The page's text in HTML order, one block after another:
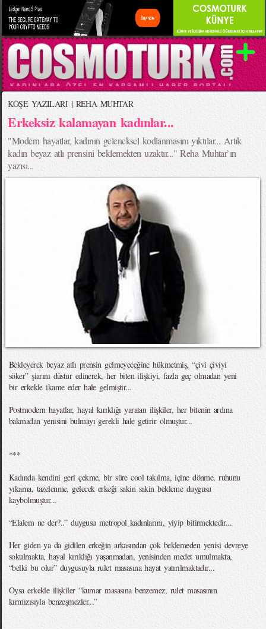
KÖŞE YAZILARI| REHA MUHTAR
Erkeksiz kalamayan kadınlar...
"Modern hayatlar, kadının geleneksel kodlanmasını yıktılar... Artık
kadın beyaz atlı prensini beklemekten uzaktır..." Reha Muhtar`ın
yazısı...
Bekleyerek beyaz atlı prensin gelmeyeceğine hükmetmiş, “çivi çiviyi
söker” şiarını düstur edinerek, her biten ilişkiyi, fazla geç olmadan yeni
bir erkekle ikame eder hale gelmiştir...
Postmodern hayatlar, hayal kırıklığı yaratan ilişkiler, her bitenin ardına
bakmadan yenisini bulmayı gerekli hale getirir olmuştur...
***
Kadında kendini geri çekme, bir süre cool takılma, içine dönme, ruhunu
yıkama, tazelenme, gelecek erkeği sakin sakin bekleme duygusu
kaybolmuştur...
“Elalem ne der?..” duygusu metropol kadınlarını, yiyip bitirmektedir...
Her giden ya da gidilen erkeğin arkasından çok beklemeden yenisi devreye
sokulmakta, hayal kırıklığı yaşanmadan, yenisinden medet umulmakta,
“belki bu olur” duygusuyla rulet masasına hayat yatırılmaktadır...
Oysa erkekle ilişkiler “kumar masasına benzemez, rulet masasının
kırmızısıyla benzeşmezler...”